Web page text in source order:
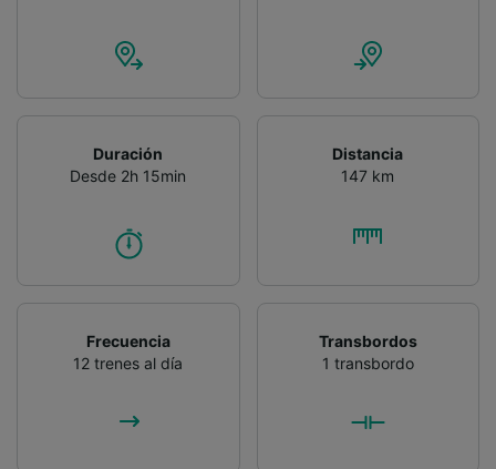
Duración
Desde 2h 15min
Distancia
147 km
Frecuencia
12 trenes al día
Transbordos
1 transbordo